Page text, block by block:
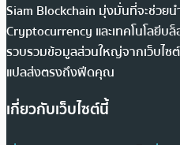
Siam Blockchain มุ่งมั่นที่จะช่วยน
Cryptocurrency และเทคโนโลยีบ
รวบรวมข้อมูลส่วนใหญ่จากเว็บไซ
แปลส่งตรงถึงฟีดคุณ
เกี่ยวกับเว็บไซต์นี้